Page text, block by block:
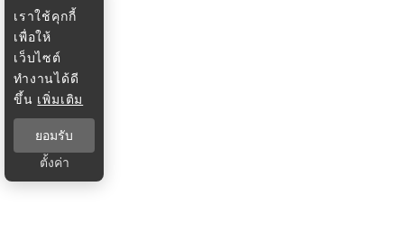
เราใช้คุกกี้
เพื่อให้
เว็บไซต์
ทำงานได้ดี
ขึ้น เพิ่มเติม
ยอมรับ
ตั้งค่า